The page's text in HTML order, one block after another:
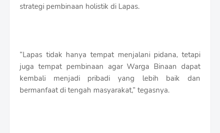
strategi pembinaan holistik di Lapas.
“Lapas tidak hanya tempat menjalani pidana, tetapi
juga tempat pembinaan agar Warga Binaan dapat
kembali menjadi pribadi yang lebih baik dan
bermanfaat di tengah masyarakat,” tegasnya.